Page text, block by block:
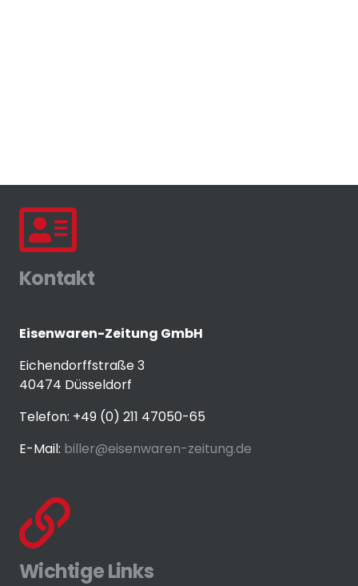
Kontakt
Eisenwaren-Zeitung GmbH
Eichendorffstraße 3
40474 Düsseldorf
Telefon: +49 (0) 211 47050-65
E-Mail: biller@eisenwaren-zeitung.de
Wichtige Links